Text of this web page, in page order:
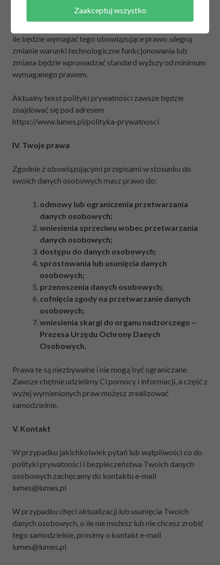
III. Zmiana polityki prywatności
ile będzie wymagać tego obowiązujące prawo, ulegną
zmianie warunki technologiczne funkcjonowania lub
zmiana będzie wprowadzać standard wyższy od minimum
wymaganego prawem.
Aktualny tekst polityki prywatności zawsze będzie
znajdować się pod adresem
https://www.lumes.pl/polityka-prywatnosci
IV. Twoje prawa
Zgodnie z obowiązującymi przepisami w stosunku do
swoich danych osobowych masz prawo do:
odmowy lub ograniczenia przetwarzania
danych osobowych;
wniesienia sprzeciwu wobec przetwarzania
danych osobowych;
dostępu do danych osobowych;
sprostowania lub usunięcia danych
osobowych;
przenoszenia danych osobowych;
cofnięcia zgody na przetwarzanie danych
osobowych;
wniesienia skargi do organu nadzorczego –
Prezesa Urzędu Ochrony Danych
Osobowych.
Prawa te są niezbywalne i nie mogą być ograniczane.
Zawsze chętnie udzielimy Ci pomocy i informacji, a część z
wyżej wymienionych praw możesz zrealizować
samodzielnie.
V. Kontakt
W przypadku jakichkolwiek pytań lub wątpliwości co do
polityki prywatności i bezpieczeństwa Twoich danych
osobowych zachęcamy do kontaktu e-mail
lumes@lumes.pl
W przypadku chęci aktualizacji lub usunięcia Twoich
danych osobowych, o ile nie możesz lub nie chcesz zrobić
tego samodzielnie, prosimy o kontakt e-mail
lumes@lumes.pl
Zaakceptuj wszystko